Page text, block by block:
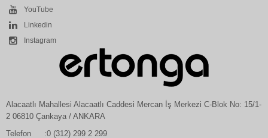
YouTube
Linkedin
Instagram
Alacaatlı Mahallesi Alacaatlı Caddesi Mercan İş Merkezi C-Blok No: 15/1-
2 06810 Çankaya / ANKARA
Telefon
:0 (312) 299 2 299